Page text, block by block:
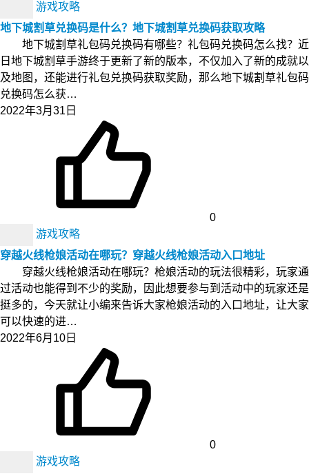
游戏攻略
地下城割草兑换码是什么？地下城割草兑换码获取攻略
地下城割草礼包码兑换码有哪些？礼包码兑换码怎么找？近
日地下城割草手游终于更新了新的版本，不仅加入了新的成就以
及地图，还能进行礼包兑换码获取奖励，那么地下城割草礼包码
兑换码怎么获…
2022年3月31日
0
游戏攻略
穿越火线枪娘活动在哪玩？穿越火线枪娘活动入口地址
穿越火线枪娘活动在哪玩？枪娘活动的玩法很精彩，玩家通
过活动也能得到不少的奖励，因此想要参与到活动中的玩家还是
挺多的，今天就让小编来告诉大家枪娘活动的入口地址，让大家
可以快速的进…
2022年6月10日
0
游戏攻略